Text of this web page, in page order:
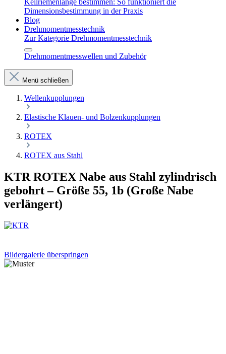
Keilriemenlänge bestimmen: So funktioniert die
Dimensionsbestimmung in der Praxis
Blog
Drehmomentmesstechnik
Zur Kategorie Drehmomentmesstechnik
Drehmomentmesswellen und Zubehör
Menü schließen
Wellenkupplungen
Elastische Klauen- und Bolzenkupplungen
ROTEX
ROTEX aus Stahl
KTR ROTEX Nabe aus Stahl zylindrisch
gebohrt – Größe 55, 1b (Große Nabe
verlängert)
Bildergalerie überspringen